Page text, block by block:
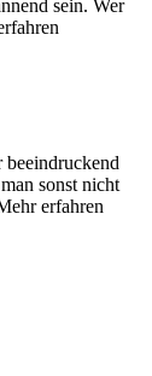
sein. Wer
sonst nicht
erfahren